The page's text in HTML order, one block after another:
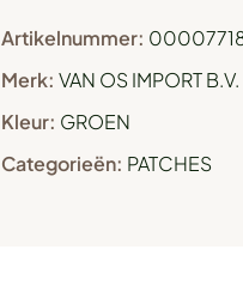
Artikelnummer:
Merk: VAN OS IMPORT B.V.
Kleur: GROEN
Categorieën: PATCHES